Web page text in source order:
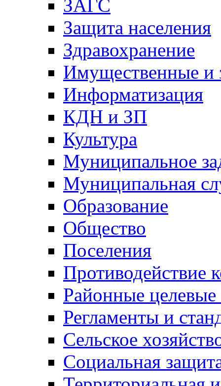
ЗАГС
Защита населения
Здравохранение
Имущественные и
Информатизация
КДН и ЗП
Культура
Муниципальное
Муниципальная
Образование
Общество
Поселения
Противодействие
Районные
Регламенты и
Сельское
Социальная